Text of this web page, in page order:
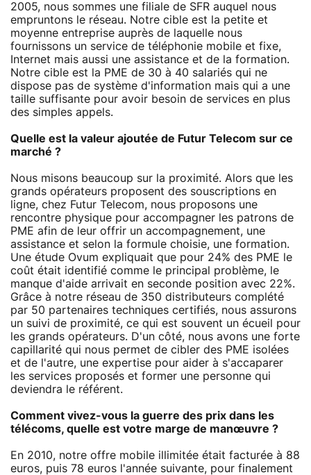
2005, nous sommes une filiale de SFR auquel nous
empruntons le réseau. Notre cible est la petite et
moyenne entreprise auprès de laquelle nous
fournissons un service de téléphonie mobile et fixe,
Internet mais aussi une assistance et de la formation.
Notre cible est la PME de 30 à 40 salariés qui ne
dispose pas de système d'information mais qui a une
taille suffisante pour avoir besoin de services en plus
des simples appels.
Quelle est la valeur ajoutée de Futur Telecom sur ce
marché ?
Nous misons beaucoup sur la proximité. Alors que les
grands opérateurs proposent des souscriptions en
ligne, chez Futur Telecom, nous proposons une
rencontre physique pour accompagner les patrons de
PME afin de leur offrir un accompagnement, une
assistance et selon la formule choisie, une formation.
Une étude Ovum expliquait que pour 24% des PME le
coût était identifié comme le principal problème, le
manque d'aide arrivait en seconde position avec 22%.
Grâce à notre réseau de 350 distributeurs complété
par 50 partenaires techniques certifiés, nous assurons
un suivi de proximité, ce qui est souvent un écueil pour
les grands opérateurs. D'un côté, nous avons une forte
capillarité qui nous permet de cibler des PME isolées
et de l'autre, une expertise pour aider à s'accaparer
les services proposés et former une personne qui
deviendra le référent.
Comment vivez-vous la guerre des prix dans les
télécoms, quelle est votre marge de manœuvre ?
En 2010, notre offre mobile illimitée était facturée à 88
euros, puis 78 euros l'année suivante, pour finalement